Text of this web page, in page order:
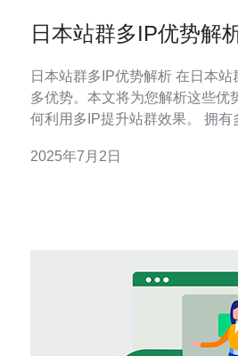
日本站群多IP优势解
日本站群多IP优势解析 在日本站群建设中，使用多IP有很
多优势。本文将为您解析这些优
何利用多IP提升站群效果。 拥有多个IP地址的站点可以提
引擎会认为站点更加可信赖，排名会更有
2025年7月2日